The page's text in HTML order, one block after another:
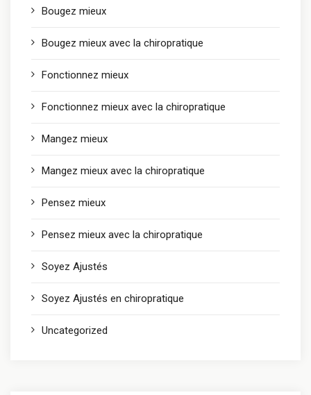
Bougez mieux
Bougez mieux avec la chiropratique
Fonctionnez mieux
Fonctionnez mieux avec la chiropratique
Mangez mieux
Mangez mieux avec la chiropratique
Pensez mieux
Pensez mieux avec la chiropratique
Soyez Ajustés
Soyez Ajustés en chiropratique
Uncategorized